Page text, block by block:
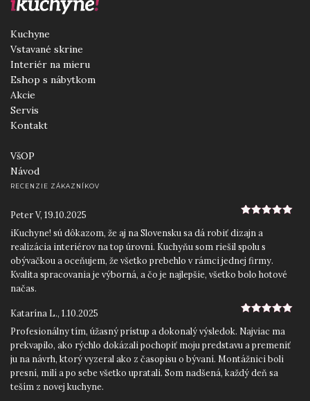
Kuchyne
Vstavané skrine
Interiér na mieru
Eshop s nábytkom
Akcie
Servis
Kontakt
VšOP
Návod
RECENZIE ZÁKAZNÍKOV
Peter V, 19.10.2025
iKuchyne! sú dôkazom, že aj na Slovensku sa dá robiť dizajn a
realizácia interiérov na top úrovni. Kuchyňu som riešil spolu s
obývačkou a oceňujem, že všetko prebehlo v rámci jednej firmy.
Kvalita spracovania je výborná, a čo je najlepšie, všetko bolo hotové
načas.
Katarína L., 1.10.2025
Profesionálny tím, úžasný prístup a dokonalý výsledok. Najviac ma
prekvapilo, ako rýchlo dokázali pochopiť moju predstavu a premeniť
ju na návrh, ktorý vyzeral ako z časopisu o bývaní. Montážnici boli
presní, milí a po sebe všetko upratali. Som nadšená, každý deň sa
teším z novej kuchyne.